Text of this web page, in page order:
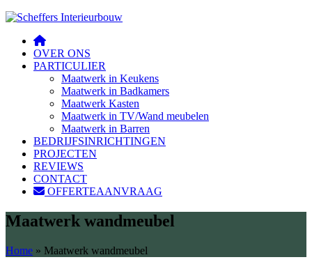
OVER ONS
PARTICULIER
Maatwerk in Keukens
Maatwerk in Badkamers
Maatwerk Kasten
Maatwerk in TV/Wand meubelen
Maatwerk in Barren
BEDRIJFSINRICHTINGEN
PROJECTEN
REVIEWS
CONTACT
OFFERTEAANVRAAG
Maatwerk wandmeubel
Home » Maatwerk wandmeubel